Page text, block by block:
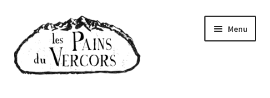
la
navigation
contenu
Menu